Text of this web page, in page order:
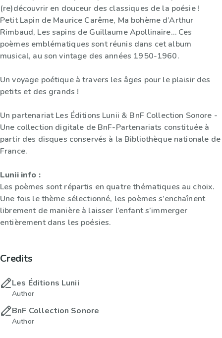
(re)découvrir en douceur des classiques de la poésie !
Petit Lapin de Maurice Carême, Ma bohème d’Arthur
Rimbaud, Les sapins de Guillaume Apollinaire… Ces
poèmes emblématiques sont réunis dans cet album
musical, au son vintage des années 1950-1960.
Un voyage poétique à travers les âges pour le plaisir des
petits et des grands !
Un partenariat Les Éditions Lunii & BnF Collection Sonore -
Une collection digitale de BnF-Partenariats constituée à
partir des disques conservés à la Bibliothèque nationale de
France.
Lunii info :
Les poèmes sont répartis en quatre thématiques au choix.
Une fois le thème sélectionné, les poèmes s’enchaînent
librement de manière à laisser l’enfant s’immerger
entièrement dans les poésies.
Credits
Les Éditions Lunii
Author
BnF Collection Sonore
Author